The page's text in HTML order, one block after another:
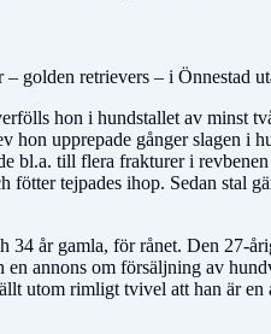
golden retrievers – i Önnestad
hon i hundstallet av minst
hon upprepade gånger slagen i
bl.a. till flera frakturer i
fötter tejpades ihop. Sedan stal
34 år gamla, för rånet. Den 27-
en annons om försäljning av
utom rimligt tvivel att han är